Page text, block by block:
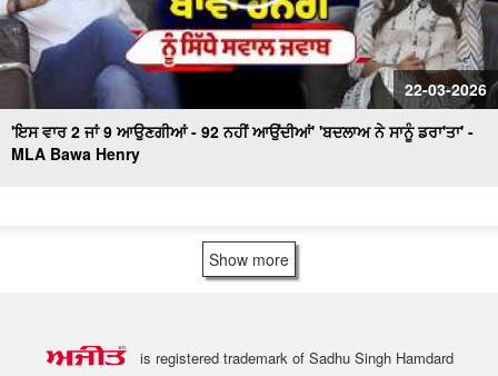
22-03-2026
'ਇਸ ਵਾਰ 2 ਜਾਂ 9 ਆਉਣਗੀਆਂ - 92 ਨਹੀਂ ਆਉਂਦੀਆਂ' 'ਬਦਲਾਅ ਨੇ ਸਾਨੂੰ ਡਰਾ'ਤਾ' -
MLA Bawa Henry
Show more
is registered trademark of Sadhu Singh Hamdard